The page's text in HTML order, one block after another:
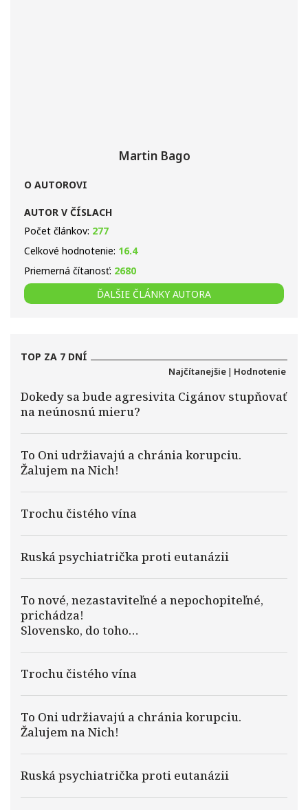
Martin Bago
O AUTOROVI
AUTOR V ČÍSLACH
Počet článkov: 277
Celkové hodnotenie: 16.4
Priemerná čítanosť: 2680
ĎALŠIE ČLÁNKY AUTORA
TOP ZA 7 DNÍ
Najčítanejšie | Hodnotenie
Dokedy sa bude agresivita Cigánov stupňovať
na neúnosnú mieru?
To Oni udržiavajú a chránia korupciu.
Žalujem na Nich!
Trochu čistého vína
Ruská psychiatrička proti eutanázii
To nové, nezastaviteľné a nepochopiteľné,
prichádza!
Slovensko, do toho…
Trochu čistého vína
To Oni udržiavajú a chránia korupciu.
Žalujem na Nich!
Ruská psychiatrička proti eutanázii